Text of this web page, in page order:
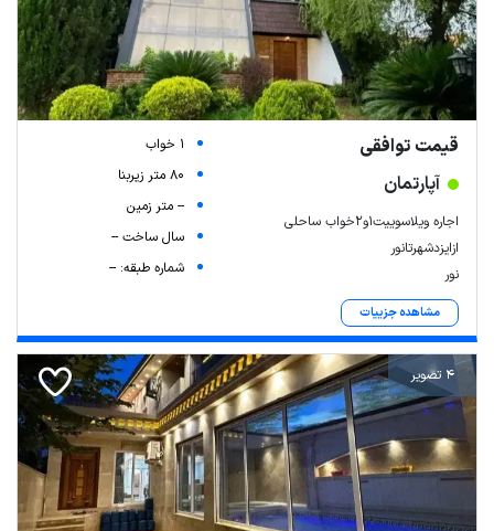
قیمت توافقی
آپارتمان
اجاره ویلاسوییت۱و۲خواب ساحلی
ازایزدشهرتانور
نور
مشاهده جزییات
1 خواب
80 متر زیربنا
-- متر زمین
سال ساخت --
شماره طبقه: --
4 تصویر